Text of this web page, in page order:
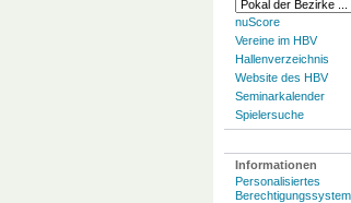
nuScore
Vereine im HBV
Hallenverzeichnis
Website des HBV
Seminarkalender
Spielersuche
Informationen
Personalisiertes
Berechtigungssystem